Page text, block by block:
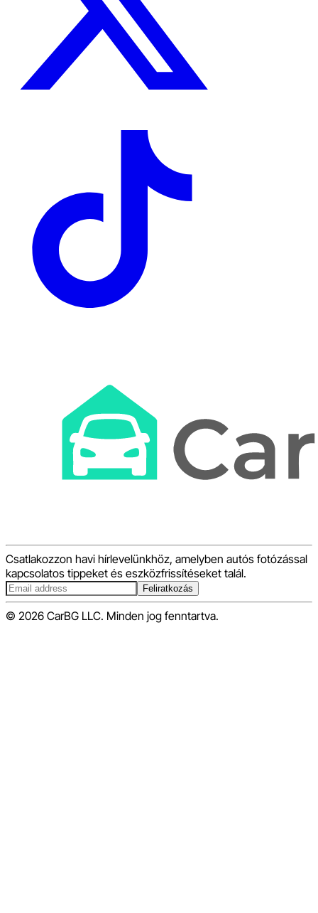
Csatlakozzon havi hírlevelünkhöz, amelyben autós fotózással
kapcsolatos tippeket és eszközfrissítéseket talál.
Feliratkozás
© 2026 CarBG LLC. Minden jog fenntartva.